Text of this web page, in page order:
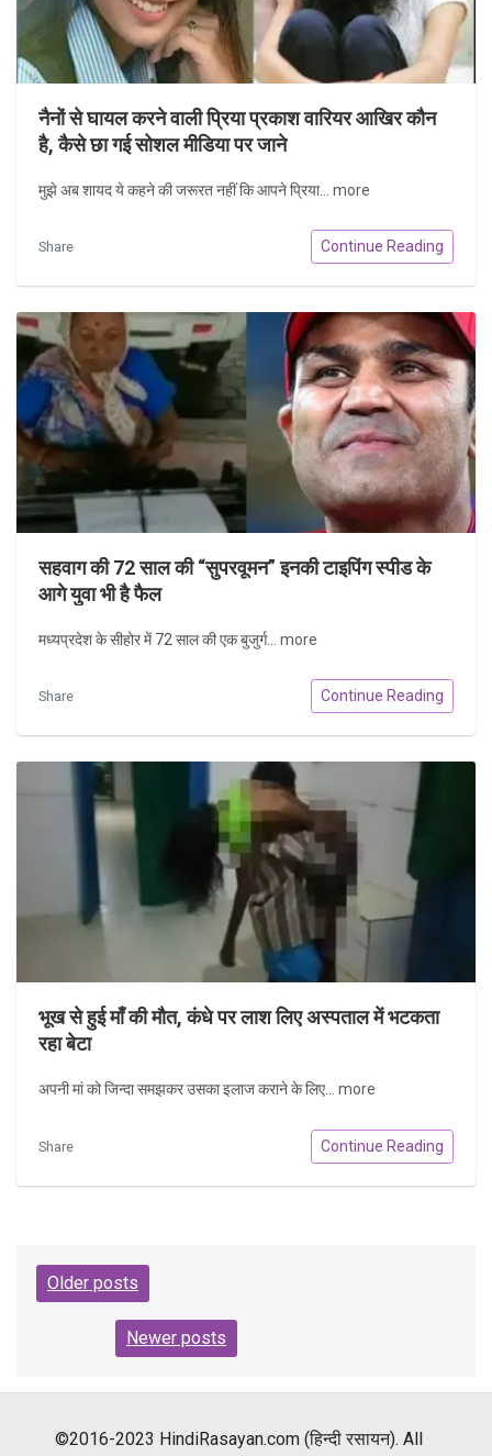
नैनों से घायल करने वाली प्रिया प्रकाश वारियर आखिर कौन
है, कैसे छा गई सोशल मीडिया पर जाने
मुझे अब शायद ये कहने की जरूरत नहीं कि आपने प्रिया... more
Share Continue Reading
सहवाग की 72 साल की “सुपरवूमन” इनकी टाइपिंग स्पीड के
आगे युवा भी है फैल
मध्यप्रदेश के सीहोर में 72 साल की एक बुजुर्ग... more
Share Continue Reading
भूख से हुई माँ की मौत, कंधे पर लाश लिए अस्पताल में भटकता
रहा बेटा
अपनी मां को जिन्दा समझकर उसका इलाज कराने के लिए... more
Share Continue Reading
Posts
navigation
Older posts
Newer posts
©2016-2023 HindiRasayan.com (हिन्दी रसायन). All